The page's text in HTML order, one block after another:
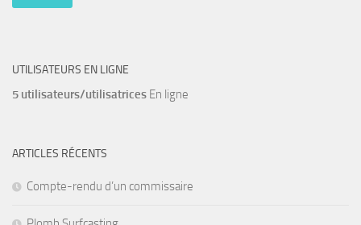
UTILISATEURS EN LIGNE
5 utilisateurs/utilisatrices En ligne
ARTICLES RÉCENTS
Compte-rendu d’un commissaire